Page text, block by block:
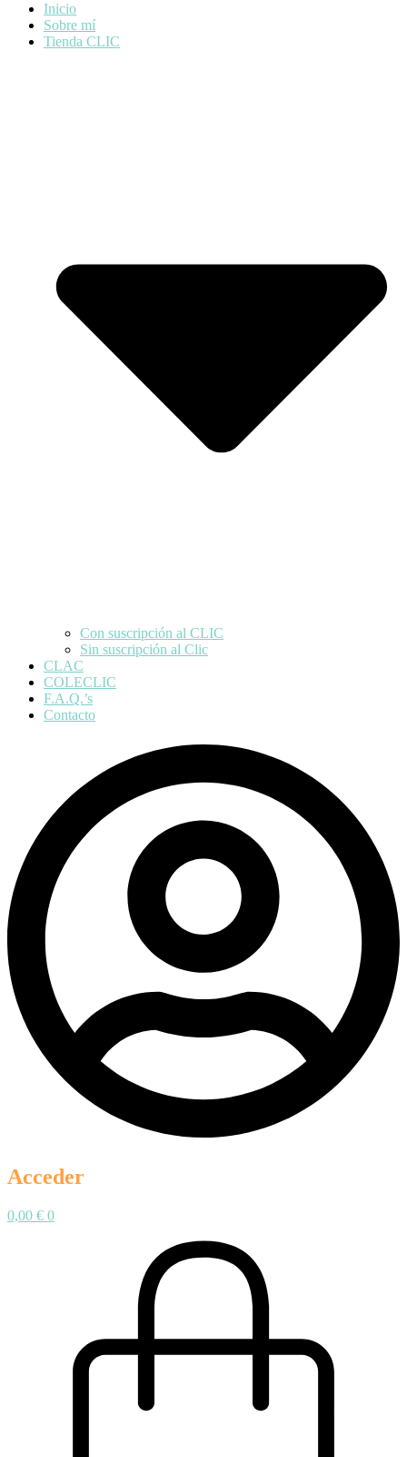
Inicio
Sobre mí
Tienda CLIC
Con suscripción al CLIC
Sin suscripción al Clic
CLAC
COLECLIC
F.A.Q.’s
Contacto
Acceder
0,00 € 0